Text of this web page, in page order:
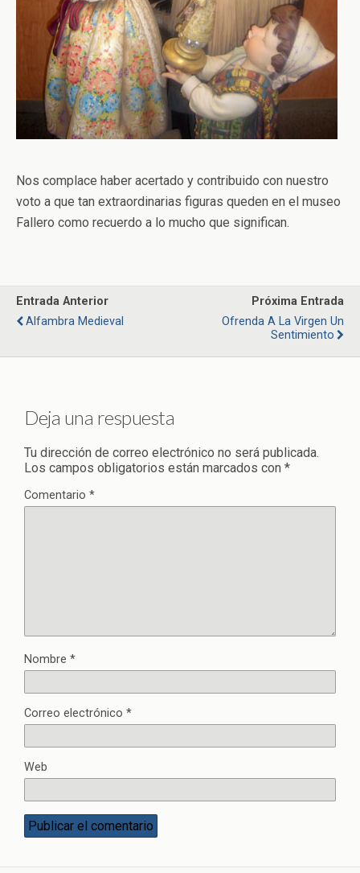
Nos complace haber acertado y contribuido con nuestro
voto a que tan extraordinarias figuras queden en el museo
Fallero como recuerdo a lo mucho que significan.
Entrada Anterior
Alfambra Medieval
Próxima Entrada
Ofrenda A La Virgen Un
Sentimiento
Deja una respuesta
Tu dirección de correo electrónico no será publicada.
Los campos obligatorios están marcados con *
Comentario *
Nombre *
Correo electrónico *
Web